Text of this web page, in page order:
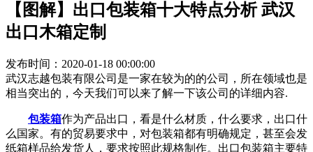
【图解】出口包装箱十大特点分析 武汉
出口木箱定制
发布时间：2020-01-18 00:00:00
武汉志越包装有限公司是一家在较为的的公司，所在领域也是
相当突出的，今天我们可以来了解一下该公司的详细内容.
包装箱作为产品出口，看是什么材质，什么要求，出口什
么国家。有的贸易要求中，对包装箱都有明确规定，甚至会发
纸箱样品给发货人，要求按照此规格制作。出口包装箱主要特